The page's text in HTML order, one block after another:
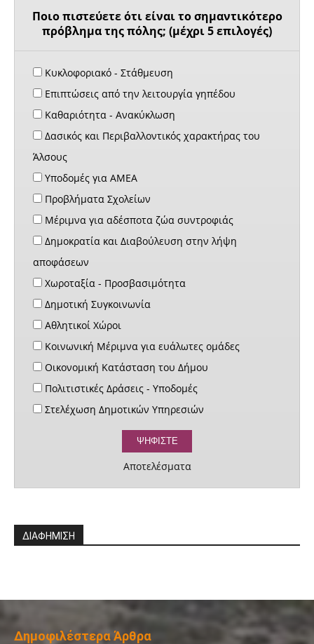
Ποιο πιστεύετε ότι είναι το σημαντικότερο
πρόβλημα της πόλης; (μέχρι 5 επιλογές)
Κυκλοφοριακό - Στάθμευση
Επιπτώσεις από την λειτουργία γηπέδου
Καθαριότητα - Ανακύκλωση
Δασικός και Περιβαλλοντικός χαρακτήρας του
Άλσους
Υποδομές για ΑΜΕΑ
Προβλήματα Σχολείων
Μέριμνα για αδέσποτα ζώα συντροφιάς
Δημοκρατία και Διαβούλευση στην λήψη
αποφάσεων
Χωροταξία - Προσβασιμότητα
Δημοτική Συγκοινωνία
Αθλητικοί Χώροι
Κοινωνική Μέριμνα για ευάλωτες ομάδες
Οικονομική Κατάσταση του Δήμου
Πολιτιστικές Δράσεις - Υποδομές
Στελέχωση Δημοτικών Υπηρεσιών
Αποτελέσματα
ΔΙΑΦΗΜΙΣΗ
Δημοφιλέστερα Άρθρα